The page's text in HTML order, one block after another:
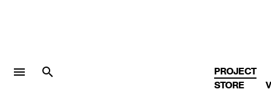
menu search PROJECT
STORE